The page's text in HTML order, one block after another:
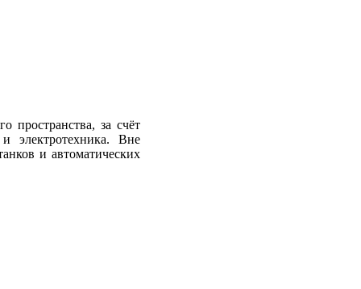
пространства, за счёт
электротехника. Вне
и автоматических